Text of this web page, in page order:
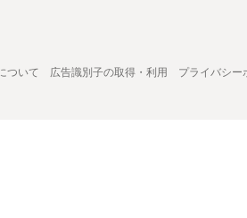
ついて 広告識別子の取得・利用 プライバシー